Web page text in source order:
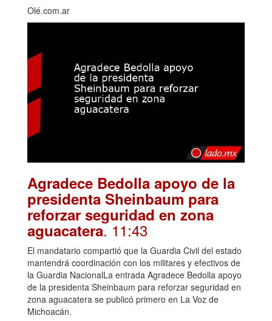
Olé.com.ar
Agradece Bedolla apoyo de la
presidenta Sheinbaum para
reforzar seguridad en zona
aguacatera. 11:43
El mandatario compartió que la Guardia Civil del estado
mantendrá coordinación con los militares y efectivos de
la Guardia NacionalLa entrada Agradece Bedolla apoyo
de la presidenta Sheinbaum para reforzar seguridad en
zona aguacatera se publicó primero en La Voz de
Michoacán.